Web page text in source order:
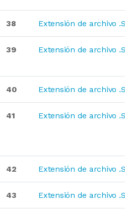
38 Extensión de archivo
39 Extensión de archivo
40 Extensión de archivo
41 Extensión de archivo
42 Extensión de archivo
43 Extensión de archivo